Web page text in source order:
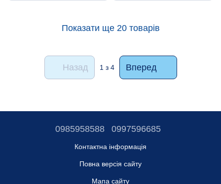
Показати ще 20 товарів
Назад 1з 4 Вперед
0985958588 0997596685
Контактна інформація
Повна версія сайту
Мапа сайту